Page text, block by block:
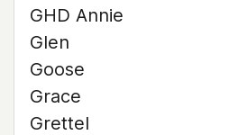
GHD Annie
Glen
Goose
Grace
Grettel